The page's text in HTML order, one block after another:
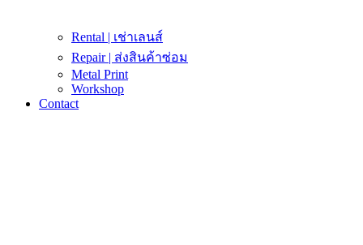
Rental | เช่าเลนส์
Repair | ส่งสินค้าซ่อม
Metal Print
Workshop
Contact